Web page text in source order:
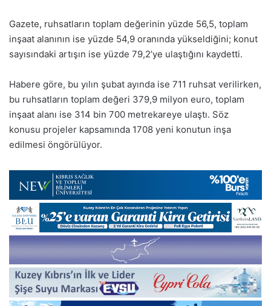
Gazete, ruhsatların toplam değerinin yüzde 56,5, toplam
inşaat alanının ise yüzde 54,9 oranında yükseldiğini; konut
sayısındaki artışın ise yüzde 79,2’ye ulaştığını kaydetti.
Habere göre, bu yılın şubat ayında ise 711 ruhsat verilirken,
bu ruhsatların toplam değeri 379,9 milyon euro, toplam
inşaat alanı ise 314 bin 700 metrekareye ulaştı. Söz
konusu projeler kapsamında 1708 yeni konutun inşa
edilmesi öngörülüyor.